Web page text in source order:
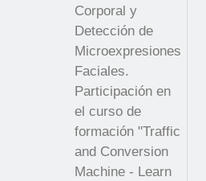
Corporal y
Detección de
Microexpresiones
Faciales.
Participación en
el curso de
formación "Traffic
and Conversion
Machine - Learn